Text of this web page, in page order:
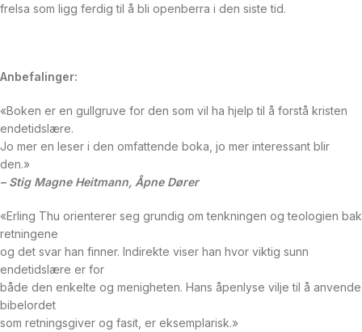
frelsa som ligg ferdig til å bli openberra i den siste tid.
Anbefalinger:
«Boken er en gullgruve for den som vil ha hjelp til å forstå kristen
endetidslære.
Jo mer en leser i den omfattende boka, jo mer interessant blir
den.»
– Stig Magne Heitmann, Åpne Dører
«Erling Thu orienterer seg grundig om tenkningen og teologien bak
retningene
og det svar han finner. Indirekte viser han hvor viktig sunn
endetidslære er for
både den enkelte og menigheten. Hans åpenlyse vilje til å anvende
bibelordet
som retningsgiver og fasit, er eksemplarisk.»